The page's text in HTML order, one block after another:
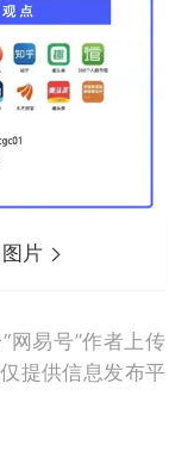
片
网易号”作者上传
提供信息发布平